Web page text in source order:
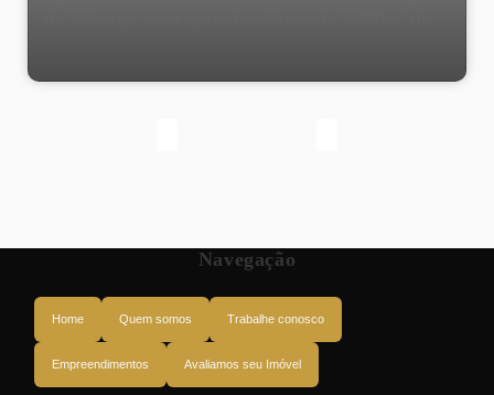
Navegação
Home Quem somos Trabalhe conosco
Empreendimentos Avaliamos seu Imóvel